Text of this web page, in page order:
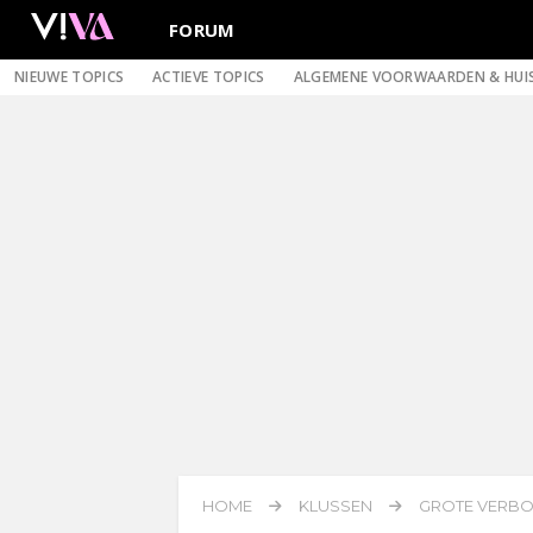
FORUM
NIEUWE TOPICS ACTIEVE TOPICS ALGEMENE VOORWAARDEN &
HOME KLUSSEN GROTE